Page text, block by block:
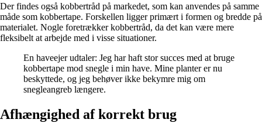
Der findes også kobbertråd på markedet, som kan anvendes på samme
måde som kobbertape. Forskellen ligger primært i formen og bredde på
materialet. Nogle foretrækker kobbertråd, da det kan være mere
fleksibelt at arbejde med i visse situationer.
En haveejer udtaler: Jeg har haft stor succes med at bruge
kobbertape mod snegle i min have. Mine planter er nu
beskyttede, og jeg behøver ikke bekymre mig om
snegleangreb længere.
Afhængighed af korrekt brug